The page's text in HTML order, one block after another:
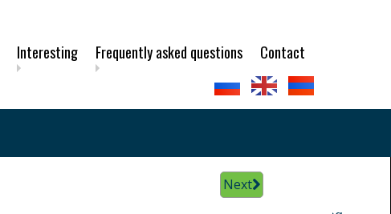
Interesting Frequently asked questions Contact
Next